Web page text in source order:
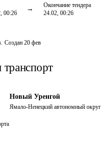
00:26
Окончание тендера
24.02, 00:26
. Создан 20 фев
Новый Уренгой
Ямало-Ненецкий автономный округ